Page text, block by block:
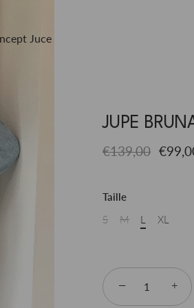
Juce
JUPE
€139,00
Taille
S
M L XL
− +